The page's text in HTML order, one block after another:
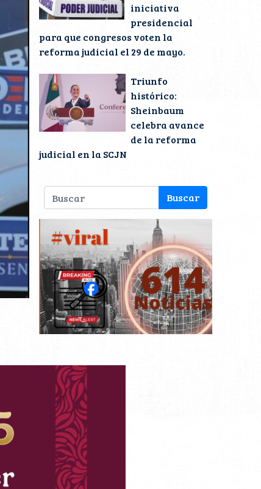
iniciativa
presidencial
para que congresos voten la
reforma judicial el 29 de mayo.
Triunfo
histórico:
Sheinbaum
celebra avance
de la reforma
judicial en la SCJN